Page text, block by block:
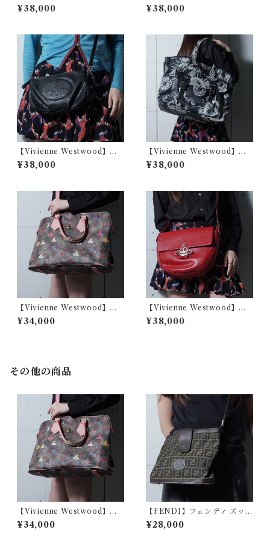
ィヴィアンウエストウッド オ
ーブロゴ レザースクエアショ
¥38,000
ィヴィアンウエストウッド EX
CUTIVE 2WAY カウレザー
¥38,000
【Vivienne Westwood】ヴ
ィヴィアンウエストウッド パ
ンチングオーブロゴシボレザ
¥38,000
【Vivienne Westwood】ヴ
ィヴィアンウエストウッド コ
ズミック柄トートバッグ blac
¥38,000
【Vivienne Westwood】ヴ
ィヴィアンウエストウッド マ
ルチロゴ総柄 2WAYハンドシ
¥34,000
【Vivienne Westwood】ヴ
ィヴィアンウエストウッド オ
ーブロゴ オーブロゴシボ加工
¥38,000
その他の商品
【Vivienne Westwood】ヴ
ィヴィアンウエストウッド マ
ルチロゴ総柄 2WAYハンドシ
¥34,000
【FENDI】フェンディ ズッカ
柄レザー・キャンパスショル
ダーバッグ brown
¥28,000